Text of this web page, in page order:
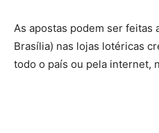
As apostas podem ser feitas
Brasília) nas lojas lotéricas
todo o país ou pela internet,